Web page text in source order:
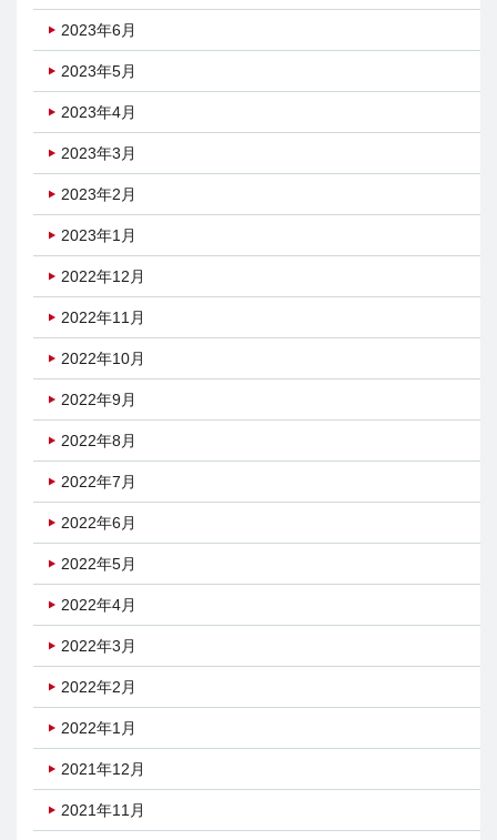
2023年6月
2023年5月
2023年4月
2023年3月
2023年2月
2023年1月
2022年12月
2022年11月
2022年10月
2022年9月
2022年8月
2022年7月
2022年6月
2022年5月
2022年4月
2022年3月
2022年2月
2022年1月
2021年12月
2021年11月